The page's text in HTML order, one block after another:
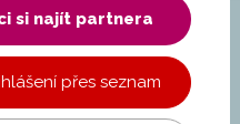
si najít partnera
přes seznam